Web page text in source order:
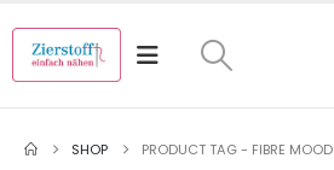
SHOP PRODUCT TAG - FIBRE MOOD